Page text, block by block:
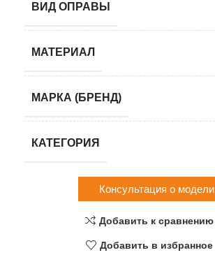
ВИД ОПРАВЫ
МАТЕРИАЛ
МАРКА (БРЕНД)
КАТЕГОРИЯ
Консультация о модели
Добавить к сравнению
Добавить в избранное